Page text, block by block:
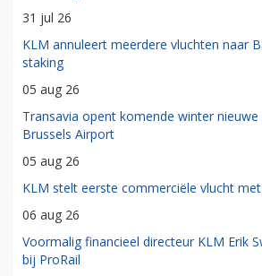
31 jul 26
KLM annuleert meerdere vluchten naar
staking
05 aug 26
Transavia opent komende winter
Brussels Airport
05 aug 26
KLM stelt eerste commerciële vlucht
06 aug 26
Voormalig financieel directeur KLM Erik
bij ProRail